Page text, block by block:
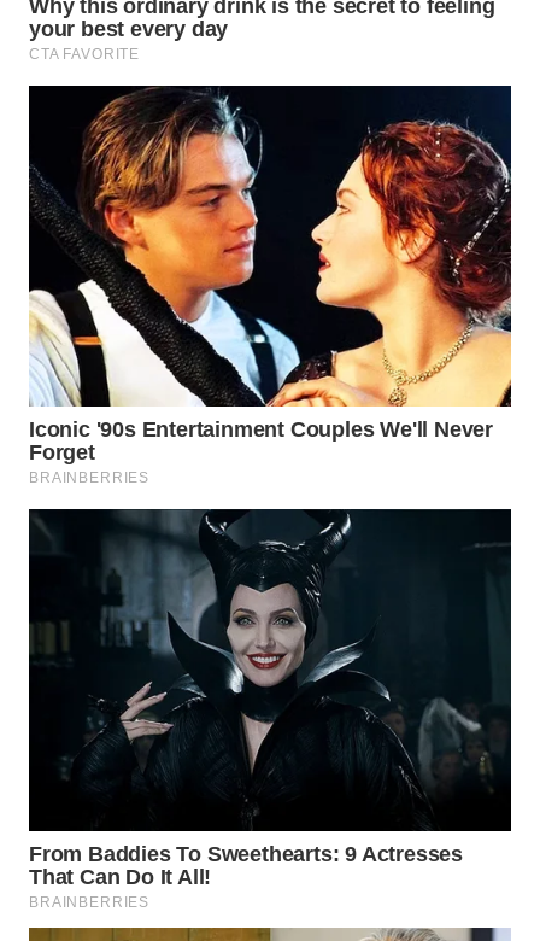
WN
SULSEL
WN
GORONTALO
WN
SULUT
WN
MALUKU
WN
MALUT
WN
DAIRI
WN
WN
LANGKAT
WN
TAPANULI
SELATAN